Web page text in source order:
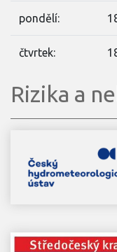
pondělí:
čtvrtek:
Rizika a